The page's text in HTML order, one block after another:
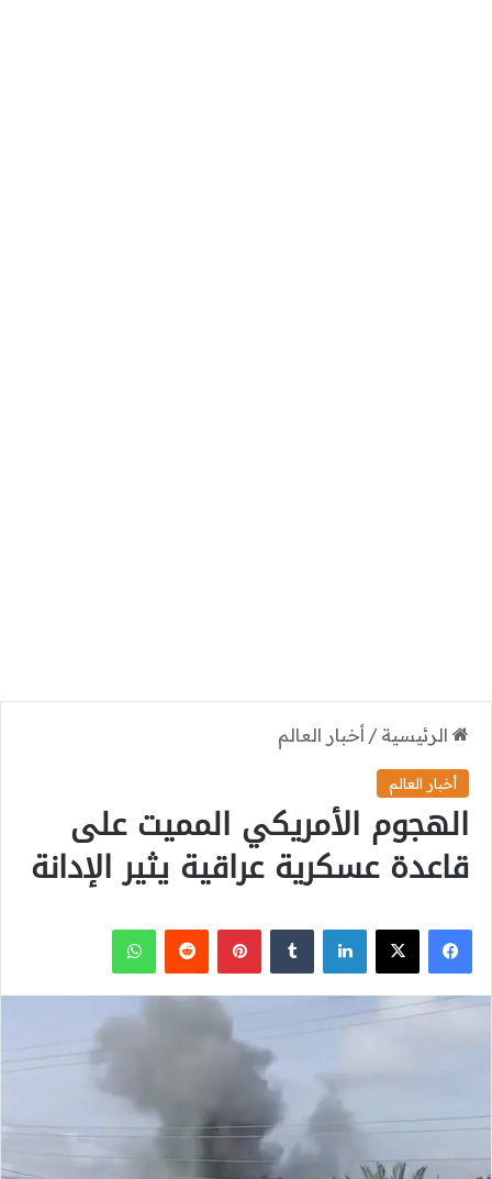
الرئيسية / أخبار العالم
أخبار العالم
الهجوم الأمريكي المميت على
قاعدة عسكرية عراقية يثير الإدانة
فيسبوك
‫X لينكدإن بينتيريست واتساب